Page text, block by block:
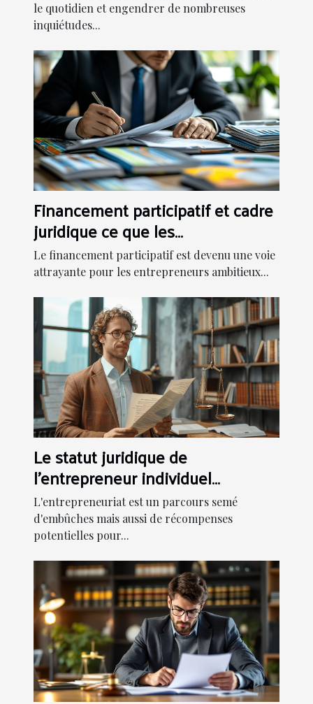
le quotidien et engendrer de nombreuses
inquiétudes...
Financement participatif et cadre
juridique ce que les
entrepreneurs doivent savoir
Le financement participatif est devenu une voie
attrayante pour les entrepreneurs ambitieux...
Le statut juridique de
l'entrepreneur individuel
avantages et contraintes
L'entrepreneuriat est un parcours semé
d'embûches mais aussi de récompenses
potentielles pour...